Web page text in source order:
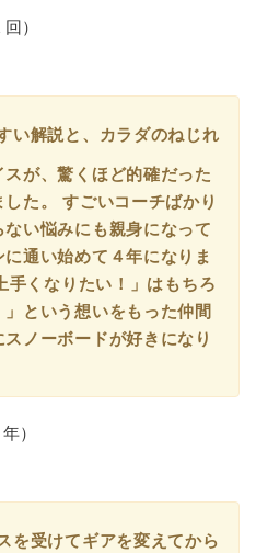
）
い解説と、カラダのねじれ
が、驚くほど的確だった
た。 すごいコーチばかり
い悩みにも親身になって
通い始めて４年になりま
手くなりたい！」はもちろ
という想いをもった仲間
ノーボードが好きになり
）
を受けてギアを変えてから